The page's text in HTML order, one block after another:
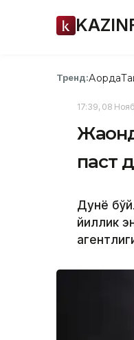
Тренд:Ақорда
17:39, 08
паст
Дунё
йиллик